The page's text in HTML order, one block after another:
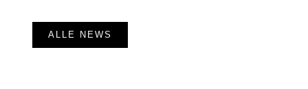
ALLE NEWS